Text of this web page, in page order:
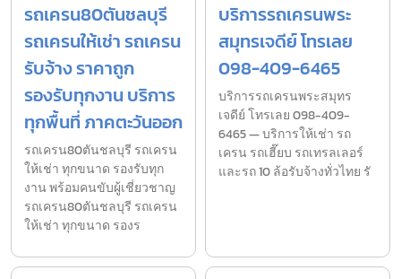
รถเครน80ตันชลบุรี
รถเครนให้เช่า รถเครน
รับจ้าง ราคาถูก
รองรับทุกงาน บริการ
ทุกพื้นที่ ภาคตะวันออก
รถเครน80ตันชลบุรี รถเครน
ให้เช่า ทุกขนาด รองรับทุก
งาน พร้อมคนขับผู้เชี่ยวชาญ
รถเครน80ตันชลบุรี รถเครน
ให้เช่า ทุกขนาด รองร
บริการรถเครนพระ
สมุทรเจดีย์ โทรเลย
098-409-6465
บริการรถเครนพระสมุทร
เจดีย์ โทรเลย 098-409-
6465 — บริการให้เช่า รถ
เครน รถเฮี๊ยบ รถเทรลเลอร์
และรถ 10 ล้อรับจ้างทั่วไทย รั